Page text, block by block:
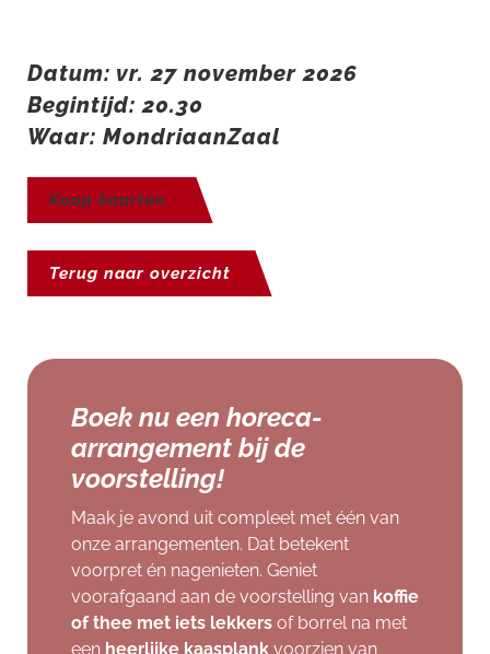
Datum: vr. 27 november 2026
Begintijd: 20.30
Waar: MondriaanZaal
Koop kaarten
Terug naar overzicht
Boek nu een horeca-
arrangement bij de
voorstelling!
Maak je avond uit compleet met één van
onze arrangementen. Dat betekent
voorpret én nagenieten. Geniet
voorafgaand aan de voorstelling van koffie
of thee met iets lekkers of borrel na met
een heerlijke kaasplank voorzien van